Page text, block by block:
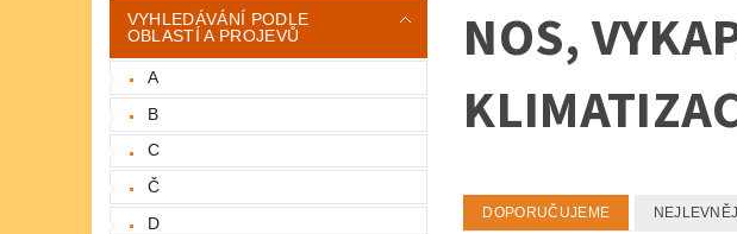
VYHLEDÁVÁNÍ PODLE
OBLASTÍ A PROJEVŮ
A
B
C
Č
D
NOS,
DOPORUČUJEME